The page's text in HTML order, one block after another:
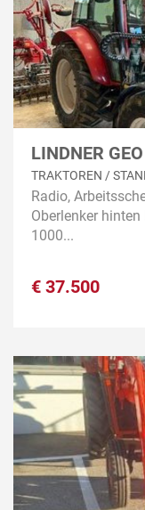
LINDNER
TRAKTOREN /
Radio,
Oberlenker
1000...
€ 37.500